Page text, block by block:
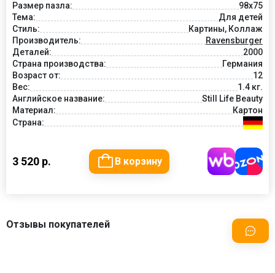
Размер пазла:
98x75
Тема:
Для детей
Стиль:
Картины, Коллаж
Производитель:
Ravensburger
Деталей:
2000
Страна производства:
Германия
Возраст от:
12
Вес:
1.4 кг.
Английское название:
Still Life Beauty
Материал:
Картон
Страна:
3 520 р. В корзину
Отзывы покупателей